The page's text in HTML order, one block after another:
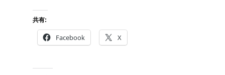
共有:
Facebook X